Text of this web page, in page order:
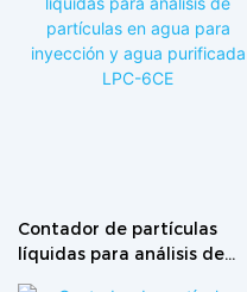
Contador de partículas
líquidas para análisis de
partículas en agua para